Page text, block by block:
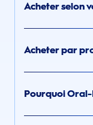
Acheter selon
Acheter par
Pourquoi Oral-